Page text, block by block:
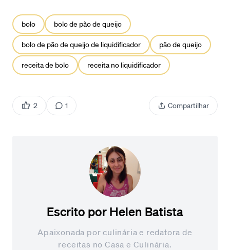
bolo bolo de pão de queijo
bolo de pão de queijo de liquidificador pão de queijo
receita de bolo receita no liquidificador
2 1 Compartilhar
Escrito por Helen Batista
Apaixonada por culinária e redatora de
receitas no Casa e Culinária.